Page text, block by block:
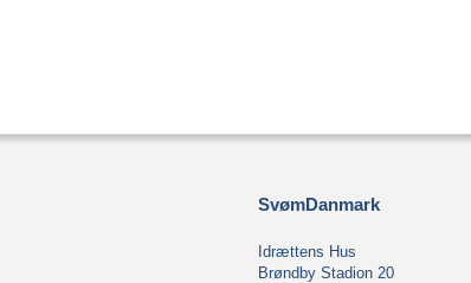
SvømDanmark
Idrættens Hus
Brøndby Stadion 20